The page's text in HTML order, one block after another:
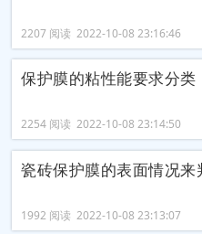
2207 阅读 2022-10-08 23:16:46
保护膜的粘性能要求分类
2254 阅读 2022-10-08 23:14:50
瓷砖保护膜的表面情况来
1992 阅读 2022-10-08 23:13:07